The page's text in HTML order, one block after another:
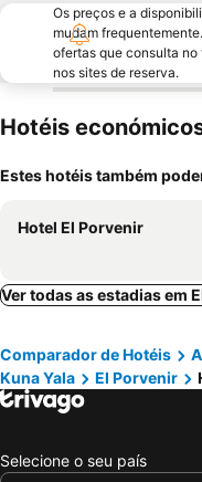
Os preços e a
mudam
ofertas que consulta
nos sites de reserva.
Hotéis
Estes hotéis também
Hotel El Porvenir
Ver todas as estadias em
Comparador de Hotéis
Kuna Yala
El Porvenir
Selecione o seu país